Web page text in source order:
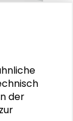
der